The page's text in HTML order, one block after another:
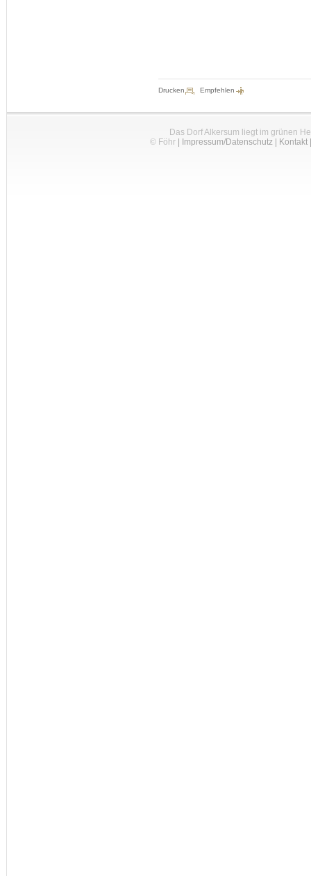
Drucken Empfehlen
Das Dorf Alkersum liegt im grünen
© Föhr| Impressum/Datenschutz| Kontakt